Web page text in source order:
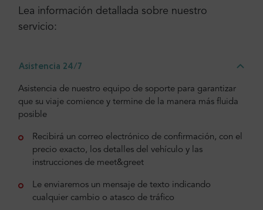
Lea información detallada sobre nuestro
servicio:
Asistencia 24/7
Asistencia de nuestro equipo de soporte para garantizar
que su viaje comience y termine de la manera más fluida
posible
Recibirá un correo electrónico de confirmación, con el
precio exacto, los detalles del vehículo y las
instrucciones de meet&greet
Le enviaremos un mensaje de texto indicando
cualquier cambio o atasco de tráfico